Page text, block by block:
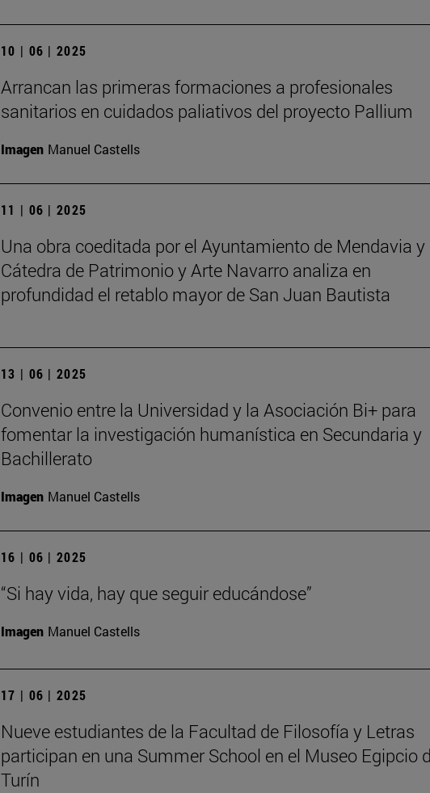
10 | 06 | 2025
Arrancan las primeras formaciones a profesionales
sanitarios en cuidados paliativos del proyecto Pallium
Imagen Manuel Castells
11 | 06 | 2025
Una obra coeditada por el Ayuntamiento de Mendavia y
Cátedra de Patrimonio y Arte Navarro analiza en
profundidad el retablo mayor de San Juan Bautista
13 | 06 | 2025
Convenio entre la Universidad y la Asociación Bi+ para
fomentar la investigación humanística en Secundaria y
Bachillerato
Imagen Manuel Castells
16 | 06 | 2025
“Si hay vida, hay que seguir educándose”
Imagen Manuel Castells
17 | 06 | 2025
Nueve estudiantes de la Facultad de Filosofía y Letras
participan en una Summer School en el Museo Egipcio
Turín